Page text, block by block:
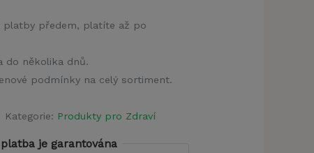
platby předem, platíte až po
do několika dnů.
podmínky na celý sortiment.
Kategorie: Produkty pro Zdraví
je garantována